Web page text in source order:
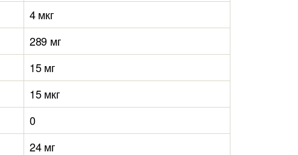
4 мкг
289 мг
15 мг
15 мкг
0
24 мг